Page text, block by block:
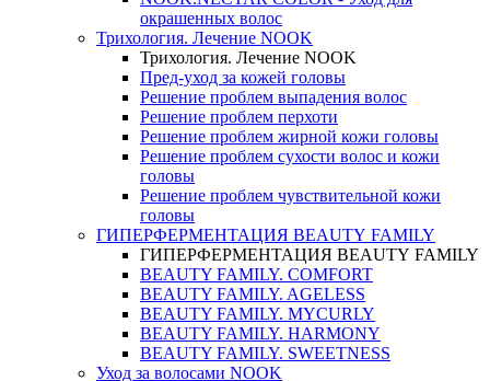
окрашенных волос
Трихология. Лечение NOOK
Трихология. Лечение NOOK
Пред-уход за кожей головы
Решение проблем выпадения волос
Решение проблем перхоти
Решение проблем жирной кожи головы
Решение проблем сухости волос и кожи
головы
Решение проблем чувствительной кожи
головы
ГИПЕРФЕРМЕНТАЦИЯ BEAUTY FAMILY
ГИПЕРФЕРМЕНТАЦИЯ BEAUTY FAMILY
BEAUTY FAMILY. COMFORT
BEAUTY FAMILY. AGELESS
BEAUTY FAMILY. MYCURLY
BEAUTY FAMILY. HARMONY
BEAUTY FAMILY. SWEETNESS
Уход за волосами NOOK